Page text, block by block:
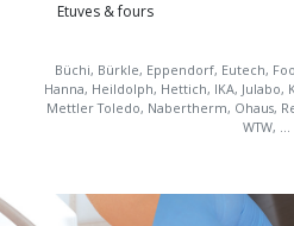
Etuves & fours
Büchi, Bürkle, Eppendorf, Eutech,
Hanna, Heildolph, Hettich, IKA,
Mettler Toledo, Nabertherm, Ohaus,
WTW, …